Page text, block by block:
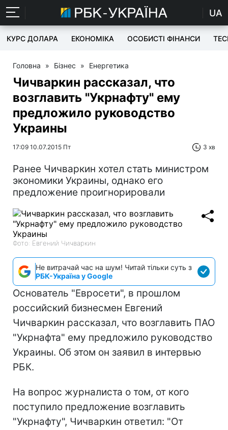
UA
КУРС ДОЛАРА ЕКОНОМІКА ОСОБИСТІ ФІНАНСИ
Головна » Бізнес » Енергетика
Чичваркин рассказал, что
возглавить "Укрнафту" ему
предложило руководство
Украины
17:09 10.07.2015 Пт 3 хв
Ранее Чичваркин хотел стать министром
экономики Украины, однако его
предложение проигнорировали
Фото: Евгений Чичваркин
Не витрачай час на шум! Читай тільки суть з
РБК-Україна у Google
Основатель "Евросети", в прошлом
российский бизнесмен Евгений
Чичваркин рассказал, что возглавить ПАО
"Укрнафта" ему предложило руководство
Украины. Об этом он заявил в интервью
РБК.
На вопрос журналиста о том, от кого
поступило предложение возглавить
"Укрнафту", Чичваркин ответил: "От